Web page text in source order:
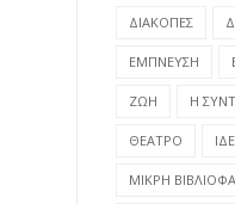
ΔΙΑΚΟΠΕΣ
ΕΜΠΝΕΥΣΗ
ΖΩΗ Η
ΘΕΑΤΡΟ
ΜΙΚΡΗ